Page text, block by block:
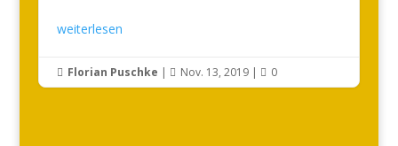
weiterlesen
 Florian Puschke |  Nov. 13, 2019|  0